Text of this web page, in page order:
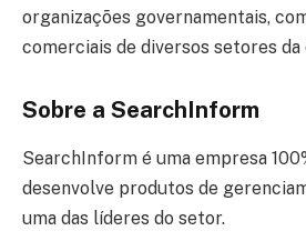
organizações governamentais,
comerciais de diversos setores da
Sobre a SearchInform
SearchInform é uma empresa
desenvolve produtos de
uma das líderes do setor.